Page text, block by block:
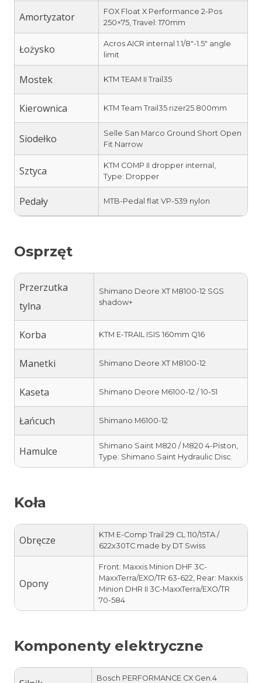
Amortyzator
FOX Float X Performance 2-Pos
250×75, Travel: 170mm
Łożysko
Acros AICR internal 1.1/8″-1.5″ angle
limit
Mostek KTM TEAM II Trail35
Kierownica KTM Team Trail35 rizer25 800mm
Siodełko
Selle San Marco Ground Short Open
Fit Narrow
Sztyca
KTM COMP II dropper internal,
Type: Dropper
Pedały MTB-Pedal flat VP-539 nylon
Osprzęt
Przerzutka
tylna
Shimano Deore XT M8100-12 SGS
shadow+
Korba KTM E-TRAIL ISIS 160mm Q16
Manetki Shimano Deore XT M8100-12
Kaseta Shimano Deore M6100-12 / 10-51
Łańcuch Shimano M6100-12
Hamulce
Shimano Saint M820 / M820 4-Piston,
Type: Shimano Saint Hydraulic Disc
Koła
Obręcze
KTM E-Comp Trail 29 CL 110/15TA /
622x30TC made by DT Swiss
Opony
Front: Maxxis Minion DHF 3C-
MaxxTerra/EXO/TR 63-622, Rear: Maxxis
Minion DHR II 3C-MaxxTerra/EXO/TR
70-584
Komponenty elektryczne
Bosch PERFORMANCE CX Gen.4